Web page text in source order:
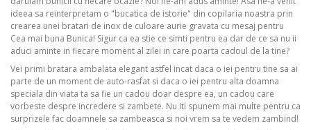
ideea sa reinterpretam o "bucatica de istorie" din copilaria noastra prin
crearea unei bratari de inox de culoare aurie gravata cu mesaj pentru
Cea mai buna Bunica! Sigur ca ea stie ce simti pentru ea dar de ce sa nu ii
aduci aminte in fiecare moment al zilei in care poarta cadoul de la tine?
Vei primi bratara ambalata elegant astfel incat daca o iei pentru tine sa ai
parte de un moment de auto-rasfat si daca o iei pentru alta doamna
speciala din viata ta sa fie un cadou doar despre ea, un cadou care
vorbeste despre incredere si zambete. Nu iti spunem mai multe pentru ca
surprizele fac doamnele sa zambeasca si noi vrem sa te vedem zambind!